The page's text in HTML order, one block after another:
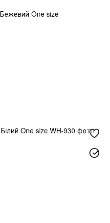
One size